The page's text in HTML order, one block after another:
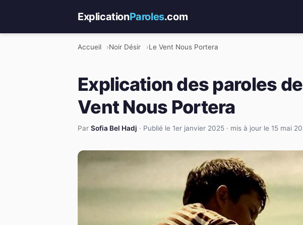
ExplicationParoles.com
Accueil Noir Désir Le Vent Nous Portera
Explication des paroles
Vent Nous Portera
Par Sofia Bel Hadj · Publié le 1er janvier 2025 · mis à jour le 15 mai